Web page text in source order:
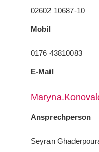
02602 10687-10
Mobil
0176 43810083
E-Mail
Ansprechperson
Seyran